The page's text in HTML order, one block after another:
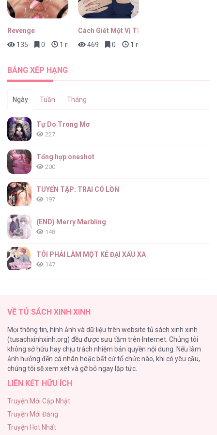
Báo Cáo Chinh Phục Điểm G [...] – Chap 15
Báo Cáo Chinh Phục Điểm G [...] – Chap 11
Revenge
135
0 1 ngày trước
Cách Giết Một Vị Thân
469
0 1 ngày trước
BẢNG XẾP HẠNG
Ngày Tuần Tháng
Tự Do Trong Mơ
227
Tổng hợp oneshot
200
TUYỂN TẬP: TRAI CÓ LỒN
197
(END) Merry Marbling
148
TÔI PHẢI LÀM MỘT KẺ ĐẠI XẤU XA
147
116
Làm vị cứu tinh thật dễ dàng
113
|END| Định Tên Mối Quan Hệ
Phạm Luật
106
VỀ TỦ SÁCH XINH XINH
Mọi thông tin, hình ảnh và dữ liệu trên website tủ sách xinh xinh
(tusachxinhxinh.org) đều được sưu tầm trên Internet. Chúng tôi
không sở hữu hay chịu trách nhiệm bản quyền nội dung. Nếu làm
ảnh hưởng đến cá nhân hoặc bất cứ tổ chức nào, khi có yêu cầu,
chúng tôi sẽ xem xét và gỡ bỏ ngay lập tức.
LIÊN KẾT HỮU ÍCH
Truyện Mới Cập Nhật
Truyện Mới Đăng
Truyện Hot Nhất